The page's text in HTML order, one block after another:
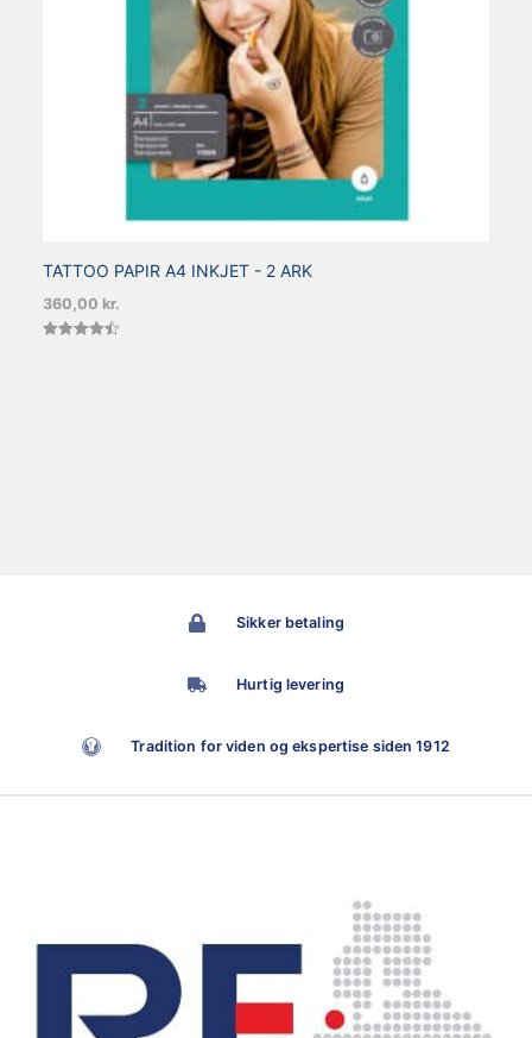
TATTOO PAPIR A4 INKJET - 2 ARK
360,00 kr.
Sikker betaling
Hurtig levering
Tradition for viden og ekspertise siden 1912